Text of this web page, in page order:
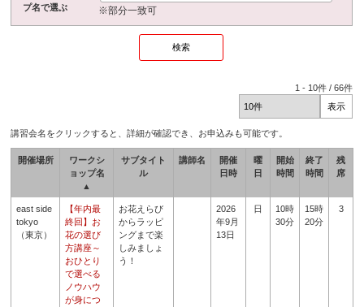
プ名で選ぶ
※部分一致可
1 - 10件 /66件
講習会名をクリックすると、詳細が確認でき、お申込みも可能です。
開催場所
ワークシ
ョップ名
▲
サブタイト
ル
講師名
開催
日時
曜
日
開始
時間
終了
時間
残
席
east side
tokyo
（東京）
【年内最
終回】お
花の選び
方講座～
おひとり
で選べる
ノウハウ
が身につ
お花えらび
からラッピ
ングまで楽
しみましょ
う！
2026
年9月
13日
日
10時
30分
15時
20分
3